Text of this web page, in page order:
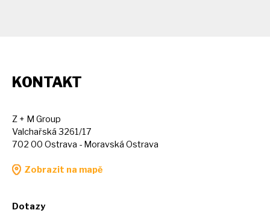
KONTAKT
Z + M Group
Valchařská 3261/17
702 00 Ostrava - Moravská Ostrava
Zobrazit na mapě
Dotazy